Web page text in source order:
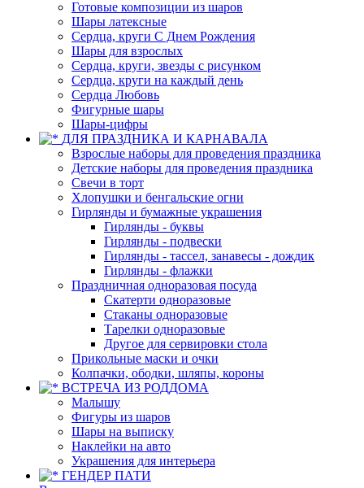
Готовые композиции из шаров
Шары латексные
Сердца, круги С Днем Рождения
Шары для взрослых
Сердца, круги, звезды с рисунком
Сердца, круги на каждый день
Сердца Любовь
Фигурные шары
Шары-цифры
ДЛЯ ПРАЗДНИКА И КАРНАВАЛА
Взрослые наборы для проведения праздника
Детские наборы для проведения праздника
Свечи в торт
Хлопушки и бенгальские огни
Гирлянды и бумажные украшения
Гирлянды - буквы
Гирлянды - подвески
Гирлянды - тассел, занавесы - дождик
Гирлянды - флажки
Праздничная одноразовая посуда
Скатерти одноразовые
Стаканы одноразовые
Тарелки одноразовые
Другое для сервировки стола
Прикольные маски и очки
Колпачки, ободки, шляпы, короны
ВСТРЕЧА ИЗ РОДДОМА
Малышу
Фигуры из шаров
Шары на выписку
Наклейки на авто
Украшения для интерьера
ГЕНДЕР ПАТИ